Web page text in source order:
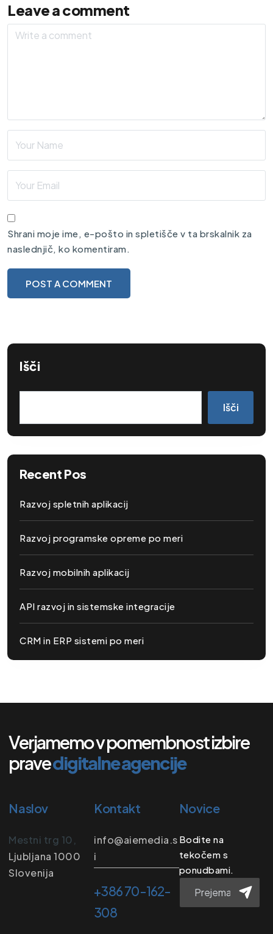
Leave a comment
Shrani moje ime, e-pošto in spletišče v ta brskalnik za
naslednjič, ko komentiram.
Išči
Išči
Recent Pos
Razvoj spletnih aplikacij
Razvoj programske opreme po meri
Razvoj mobilnih aplikacij
API razvoj in sistemske integracije
CRM in ERP sistemi po meri
Verjamemo v pomembnost izbire
pravedigitalne agencije
Naslov
Mestni trg 10,
Ljubljana 1000
Slovenija
Kontakt
info@aiemedia.s
i
+386 70-162-
308
Novice
Bodite na
tekočem s
ponudbami.